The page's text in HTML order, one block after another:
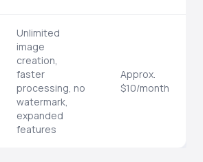
Unlimited
image
creation,
faster
processing, no
watermark,
expanded
features
Approx.
$10/month